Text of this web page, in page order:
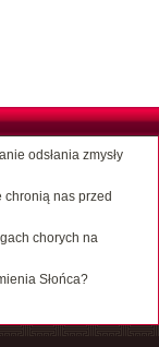
odsłania zmysły
chronią nas przed
chorych na
Słońca?